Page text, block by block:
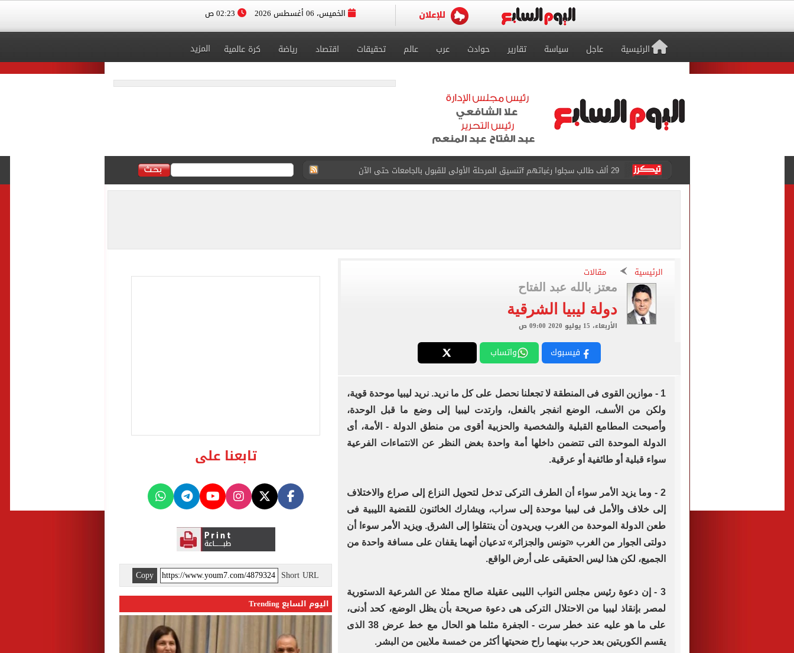
الخميس، 06 أغسطس 2026
الرئيسية عاجل سياسة تقارير حوادث عرب عالم تحقيقات اقتصاد رياضة كرة عالمية المزيد
حفلات U Arena تنطلق مع الهضبة عمرو دياب ضمن «يلا ساحل 2026» بالعلمين الجديدة
الأهلى يقسو على النجوم بسداسية ودياً.. وغياب إمام عاشور
فوكس نيوز: مقتل عدة أشخاص في إطلاق نار بولاية نورث كارولينا
التموين والزراعة وجهاز مستقبل مصر يعلنون طرح السكر الحر بـ25 جنيها من الغد
الرئيسية مقالات
معتز بالله عبد الفتاح
دولة ليبيا الشرقية
الأربعاء، 15 يوليو 2020 09:00 ص
فيسبوك واتساب
1 - موازين القوى فى المنطقة لا تجعلنا نحصل على كل ما نريد. نريد ليبيا موحدة قوية،
ولكن من الأسف، الوضع انفجر بالفعل، وارتدت ليبيا إلى وضع ما قبل الوحدة،
وأصبحت المطامع القبلية والشخصية والحزبية أقوى من منطق الدولة - الأمة، أى
الدولة الموحدة التى تتضمن داخلها أمة واحدة بغض النظر عن الانتماءات الفرعية
سواء قبلية أو طائفية أو عرقية.
2 - وما يزيد الأمر سواء أن الطرف التركى تدخل لتحويل النزاع إلى صراع والاختلاف
إلى خلاف والأمل فى ليبيا موحدة إلى سراب، ويشارك الخائنون للقضية الليبية فى
طعن الدولة الموحدة من الغرب ويريدون أن ينتقلوا إلى الشرق. ويزيد الأمر سوءا أن
دولتى الجوار من الغرب «تونس والجزائر» تدعيان أنهما يقفان على مسافة واحدة من
الجميع، لكن هذا ليس الحقيقى على أرض الواقع.
3 - إن دعوة رئيس مجلس النواب الليبى عقيلة صالح ممثلا عن الشرعية الدستورية
لمصر بإنقاذ ليبيا من الاحتلال التركى هى دعوة صريحة بأن يظل الوضع، كحد أدنى،
على ما هو عليه عند خطر سرت - الجفرة مثلما هو الحال مع خط عرض 38 الذى
يقسم الكوريتين بعد حرب بينهما راح ضحيتها أكثر من خمسة ملايين من البشر.
تابعنا على
Short URL
Copy
اليوم السابع Trending